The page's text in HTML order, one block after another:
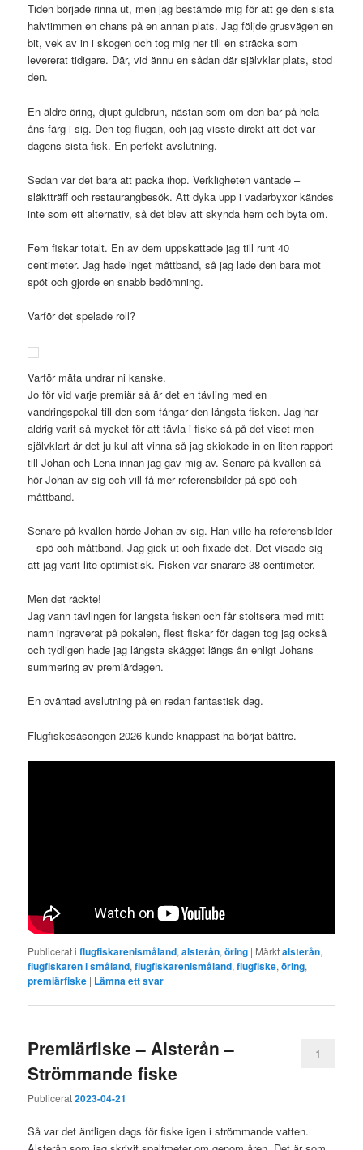
Tiden började rinna ut, men jag bestämde mig för att ge den sista
halvtimmen en chans på en annan plats. Jag följde grusvägen en
bit, vek av in i skogen och tog mig ner till en sträcka som
levererat tidigare. Där, vid ännu en sådan där självklar plats, stod
den.
En äldre öring, djupt guldbrun, nästan som om den bar på hela
åns färg i sig. Den tog flugan, och jag visste direkt att det var
dagens sista fisk. En perfekt avslutning.
Sedan var det bara att packa ihop. Verkligheten väntade –
släktträff och restaurangbesök. Att dyka upp i vadarbyxor kändes
inte som ett alternativ, så det blev att skynda hem och byta om.
Fem fiskar totalt. En av dem uppskattade jag till runt 40
centimeter. Jag hade inget måttband, så jag lade den bara mot
spöt och gjorde en snabb bedömning.
Varför det spelade roll?
Varför mäta undrar ni kanske.
Jo för vid varje premiär så är det en tävling med en
vandringspokal till den som fångar den längsta fisken. Jag har
aldrig varit så mycket för att tävla i fiske så på det viset men
självklart är det ju kul att vinna så jag skickade in en liten rapport
till Johan och Lena innan jag gav mig av. Senare på kvällen så
hör Johan av sig och vill få mer referensbilder på spö och
måttband.
Senare på kvällen hörde Johan av sig. Han ville ha referensbilder
– spö och måttband. Jag gick ut och fixade det. Det visade sig
att jag varit lite optimistisk. Fisken var snarare 38 centimeter.
Men det räckte!
Jag vann tävlingen för längsta fisken och får stoltsera med mitt
namn ingraverat på pokalen, flest fiskar för dagen tog jag också
och tydligen hade jag längsta skägget längs ån enligt Johans
summering av premiärdagen.
En oväntad avslutning på en redan fantastisk dag.
Flugfiskesäsongen 2026 kunde knappast ha börjat bättre.
Publicerat i flugfiskarenismåland,alsterån,öring | Märktalsterån,
flugfiskaren i småland,flugfiskarenismåland,flugfiske,öring,
premiärfiske | Lämna ett svar
Premiärfiske – Alsterån –
Strömmande fiske
Publicerat2023-04-21
1
Så var det äntligen dags för fiske igen i strömmande vatten.